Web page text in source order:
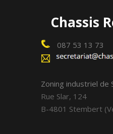
Chassis
087 53 13 73
Zoning industriel de
Rue Slar, 124
B-4801 Stembert